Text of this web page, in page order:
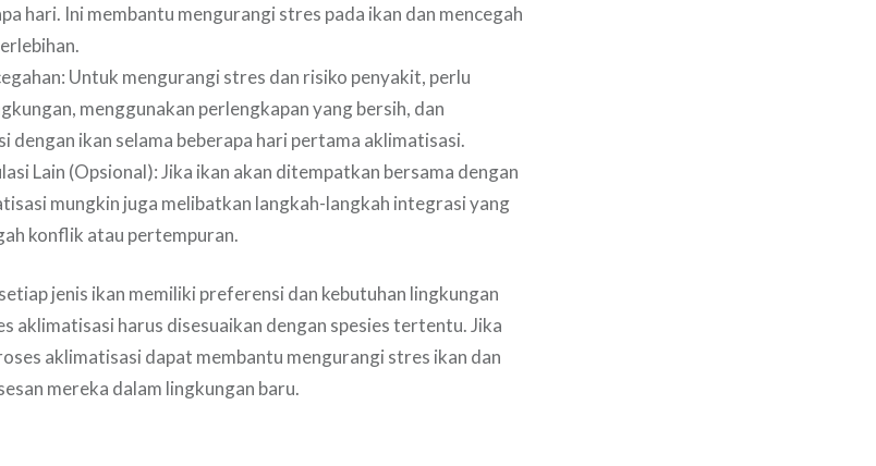
hari. Ini membantu mengurangi stres pada ikan dan mencegah
Untuk mengurangi stres dan risiko penyakit, perlu
menggunakan perlengkapan yang bersih, dan
dengan ikan selama beberapa hari pertama aklimatisasi.
Lain (Opsional): Jika ikan akan ditempatkan bersama dengan
mungkin juga melibatkan langkah-langkah integrasi yang
konflik atau pertempuran.
jenis ikan memiliki preferensi dan kebutuhan lingkungan
aklimatisasi harus disesuaikan dengan spesies tertentu. Jika
aklimatisasi dapat membantu mengurangi stres ikan dan
mereka dalam lingkungan baru.